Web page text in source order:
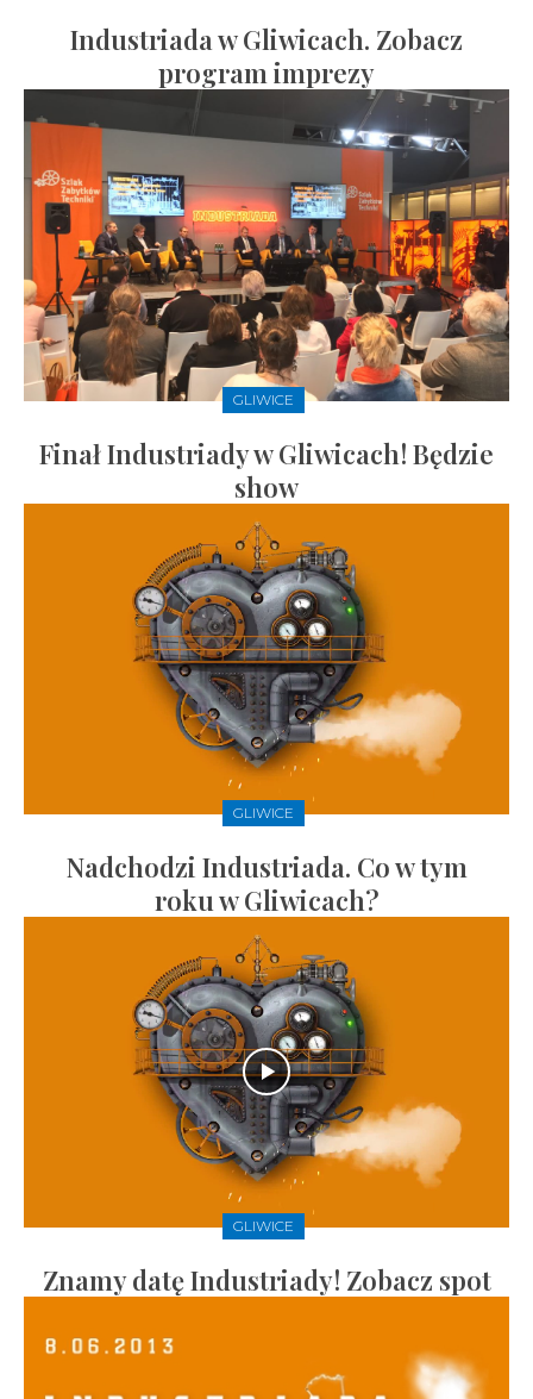
Industriada w Gliwicach. Zobacz
program imprezy
GLIWICE
Finał Industriady w Gliwicach! Będzie
show
GLIWICE
Nadchodzi Industriada. Co w tym
roku w Gliwicach?
GLIWICE
Znamy datę Industriady! Zobacz spot